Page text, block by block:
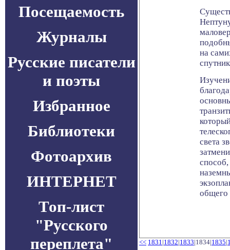
Посещаемость
Журналы
Русские писатели
и поэты
Избранное
Библиотеки
Фотоархив
ИНТЕРНЕТ
Топ-лист
"Русского
переплета"
на
света
общего
<< 1831|1832|1833|1834|1835|